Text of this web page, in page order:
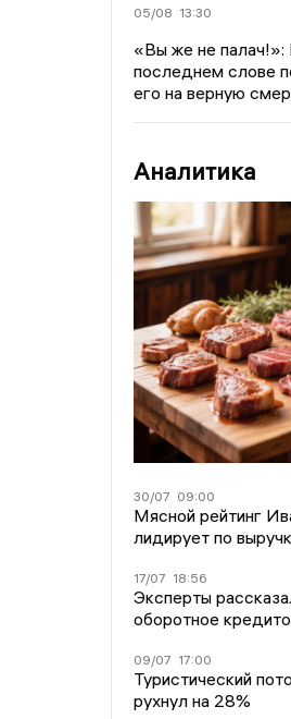
05/08 13:30
«Вы же не палач!»:
последнем слове
его на верную
Аналитика
30/07 09:00
Мясной рейтинг
лидирует по
17/07 18:56
Эксперты
оборотное
09/07 17:00
Туристический
рухнул на 28%